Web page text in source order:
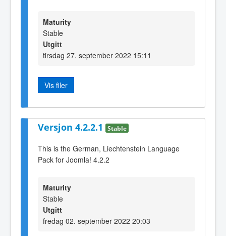
Maturity
Stable
Utgitt
tirsdag 27. september 2022 15:11
Vis filer
Versjon 4.2.2.1 Stable
This is the German, Liechtenstein Language
Pack for Joomla! 4.2.2
Maturity
Stable
Utgitt
fredag 02. september 2022 20:03